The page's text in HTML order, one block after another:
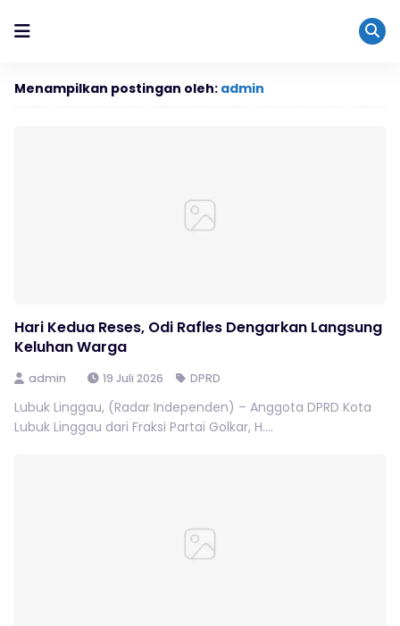
Menampilkan postingan oleh: admin
Hari Kedua Reses, Odi Rafles Dengarkan Langsung
Keluhan Warga
admin 19 Juli 2026 DPRD
Lubuk Linggau, (Radar Independen) – Anggota DPRD Kota
Lubuk Linggau dari Fraksi Partai Golkar, H....